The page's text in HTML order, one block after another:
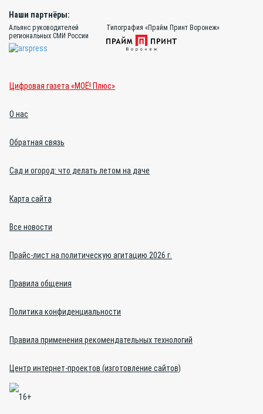
Наши партнёры:
Альянс руководителей
региональных СМИ России
Типография «Прайм Принт Воронеж»
Цифровая газета «МОЁ! Плюс»
О нас
Обратная связь
Сад и огород: что делать летом на даче
Карта сайта
Все новости
Прайс-лист на политическую агитацию 2026 г.
Правила общения
Политика конфиденциальности
Правила применения рекомендательных технологий
Центр интернет-проектов (изготовление сайтов)